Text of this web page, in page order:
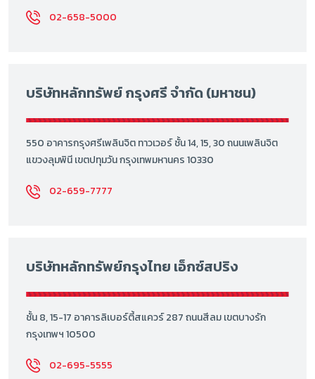
02-658-5000
บริษัทหลักทรัพย์ กรุงศรี จำกัด (มหาชน)
550 อาคารกรุงศรีเพลินจิต ทาวเวอร์ ชั้น 14, 15, 30 ถนนเพลินจิต
แขวงลุมพินี เขตปทุมวัน กรุงเทพมหานคร 10330
02-659-7777
บริษัทหลักทรัพย์กรุงไทย เอ็กซ์สปริง
ชั้น 8, 15-17 อาคารลิเบอร์ตี้สแควร์ 287 ถนนสีลม เขตบางรัก
กรุงเทพฯ 10500
02-695-5555